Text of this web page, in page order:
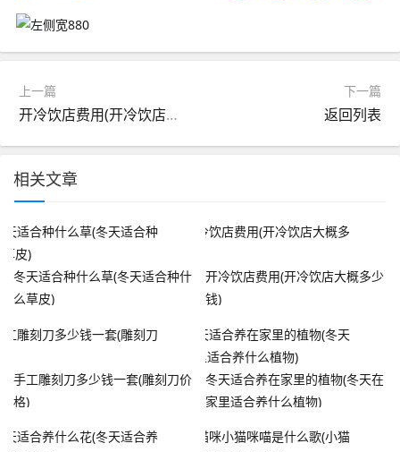
上一篇
开冷饮店费用(开冷饮店大概多少钱)
下一篇
返回列表
相关文章
冬天适合种什么草(冬天适合种什
么草皮)
开冷饮店费用(开冷饮店大概多少
钱)
手工雕刻刀多少钱一套(雕刻刀价
格)
冬天适合养在家里的植物(冬天在
家里适合养什么植物)